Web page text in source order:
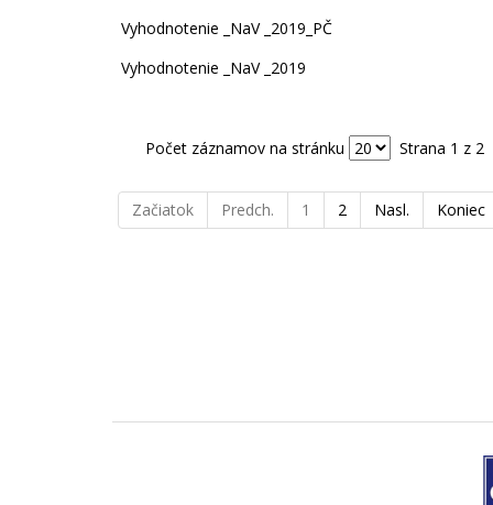
Vyhodnotenie _NaV _2019_PČ
Vyhodnotenie _NaV _2019
Počet záznamov na stránku Strana 1 z 2
Začiatok Predch. 1 2 Nasl. Koniec